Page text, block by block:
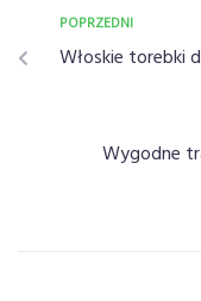
POPRZEDNI
Włoskie torebki
Wygodne